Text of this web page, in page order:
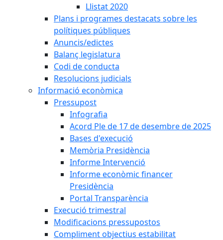
Llistat 2020
Plans i programes destacats sobre les
polítiques públiques
Anuncis/edictes
Balanç legislatura
Codi de conducta
Resolucions judicials
Informació econòmica
Pressupost
Infografia
Acord Ple de 17 de desembre de 2025
Bases d'execució
Memòria Presidència
Informe Intervenció
Informe econòmic financer
Presidència
Portal Transparència
Execució trimestral
Modificacions pressupostos
Compliment objectius estabilitat